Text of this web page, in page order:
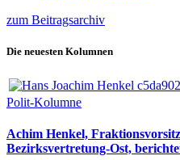
zum Beitragsarchiv
Die neuesten Kolumnen
Polit-Kolumne
Achim Henkel,
Bezirksvertretung-Ost,